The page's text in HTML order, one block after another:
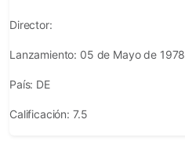
Director:
Lanzamiento: 05 de Mayo de 1978
País: DE
Calificación: 7.5